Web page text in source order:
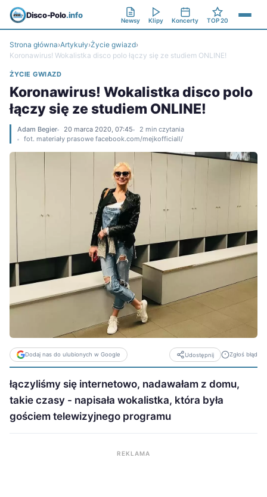
Disco-Polo.info
Newsy Klipy Koncerty TOP 20
Strona główna›Artykuły›Życie gwiazd›
Koronawirus! Wokalistka disco polo łączy się ze studiem ONLINE!
ŻYCIE GWIAZD
Koronawirus! Wokalistka disco polo
łączy się ze studiem ONLINE!
Adam Begier 20 marca 2020, 07:45
2 min czytania
fot. materiały prasowe facebook.com/mejkofficiall/
Dodaj nas do ulubionych w Google Udostępnij Zgłoś błąd
łączyliśmy się internetowo, nadawałam z domu,
takie czasy - napisała wokalistka, która była
gościem telewizyjnego programu
REKLAMA